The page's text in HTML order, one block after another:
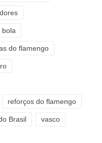
bola
do flamengo
reforços do flamengo
Brasil vasco